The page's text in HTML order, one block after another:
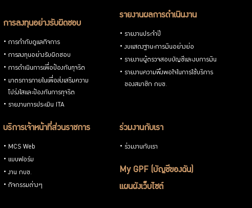
การลงทุนอย่างรับผิดชอบ
การกำกับดูแลกิจการ
การลงทุนอย่างรับผิดชอบ
การดำเนินการเพื่อป้องกันทุจริต
มาตรการภายในเพื่อส่งเสริมความ
โปร่งใสและป้องกันการทุจริต
รายงานการประเมิน ITA
รายงานผลการดำเนินงาน
รายงานประจำปี
งบแสดงฐานะการเงินอย่างย่อ
รายงานผู้ตรวจสอบบัญชีและงบการเงิน
รายงานความพึงพอใจในการใช้บริการ
ของสมาชิก กบข.
บริการเจ้าหน้าที่ส่วนราชการ
MCS Web
แบบฟอร์ม
งาน กบข.
กิจกรรมต่างๆ
ร่วมงานกับเรา
ร่วมงานกับเรา
My GPF (บัญชีของฉัน)
แผนผังเว็บไซต์